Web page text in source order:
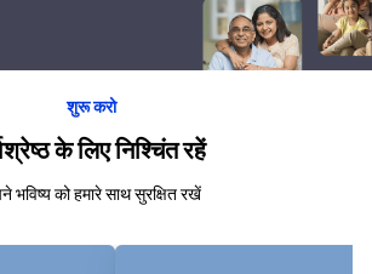
शुरू करो
के लिए निश्चिंत रहें
भविष्य को हमारे साथ सुरक्षित रखें